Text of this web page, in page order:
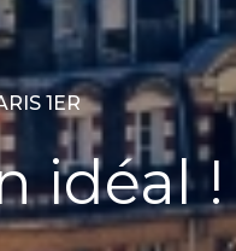
1ER
idéal !